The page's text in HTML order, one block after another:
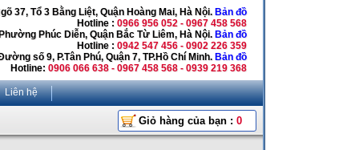
37, Tổ 3 Bằng Liệt, Quận Hoàng Mai, Hà Nội. Bản đồ
Hotline : 0966 956 052 - 0967 458 568
Phúc Diễn, Quận Bắc Từ Liêm, Hà Nội. Bản đồ
Hotline : 0942 547 456 - 0902 226 359
số 9, P.Tân Phú, Quận 7, TP.Hồ Chí Minh. Bản đồ
Hotline: 0906 066 638 - 0967 458 568 - 0939 219 368
Liên hệ
Giỏ hàng của bạn : 0